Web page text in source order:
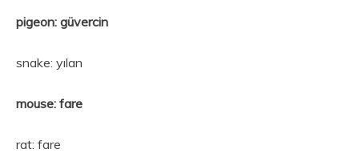
pigeon: güvercin
snake: yılan
mouse: fare
rat: fare